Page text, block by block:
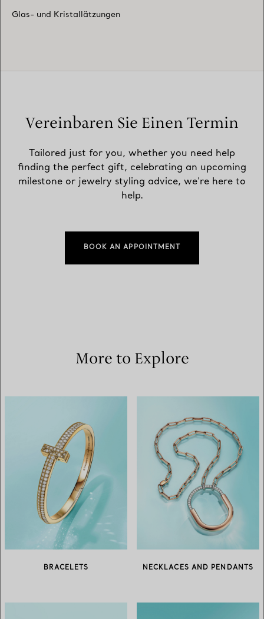
Glas- und Kristallätzungen
Vereinbaren Sie Einen Termin
Tailored just for you, whether you need help
finding the perfect gift, celebrating an upcoming
milestone or jewelry styling advice, we’re here to
help.
BOOK AN APPOINTMENT
More to Explore
BRACELETS NECKLACES AND PENDANTS